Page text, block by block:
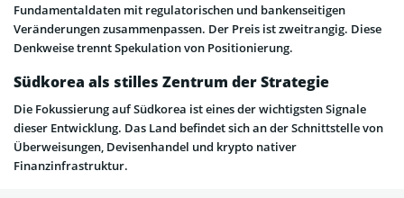
Fundamentaldaten mit regulatorischen und bankenseitigen
Veränderungen zusammenpassen. Der Preis ist zweitrangig. Diese
Denkweise trennt Spekulation von Positionierung.
Südkorea als stilles Zentrum der Strategie
Die Fokussierung auf Südkorea ist eines der wichtigsten Signale
dieser Entwicklung. Das Land befindet sich an der Schnittstelle von
Überweisungen, Devisenhandel und krypto nativer
Finanzinfrastruktur.